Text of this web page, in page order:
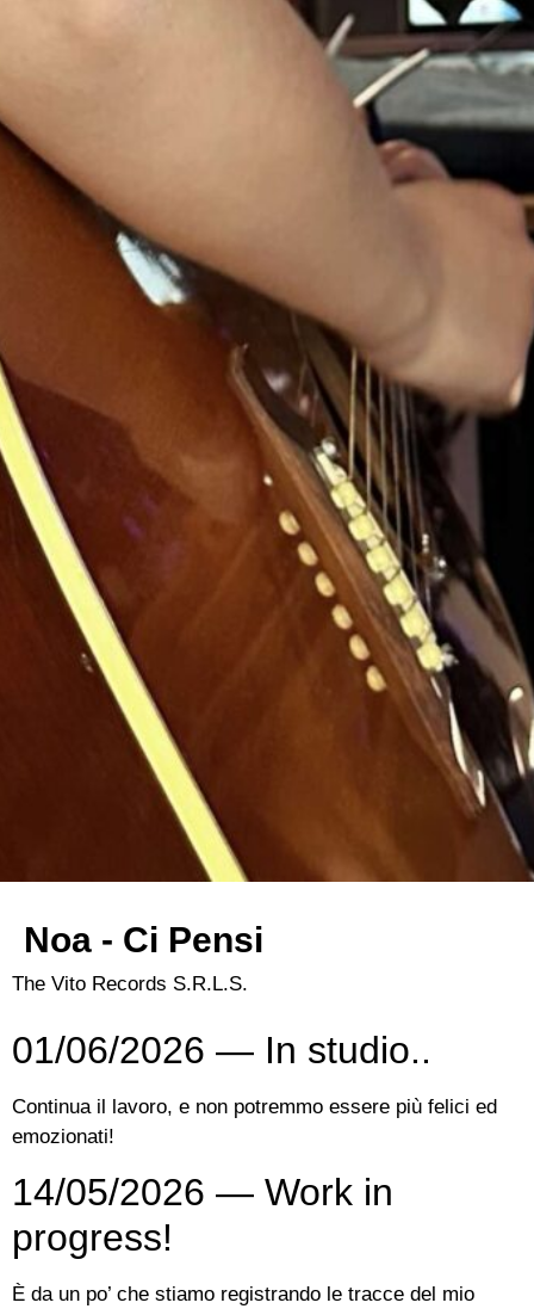
Noa - Ci Pensi
The Vito Records S.R.L.S.
01/06/2026 — In studio..
Continua il lavoro, e non potremmo essere più felici ed
emozionati!
14/05/2026 — Work in
progress!
È da un po’ che stiamo registrando le tracce del mio